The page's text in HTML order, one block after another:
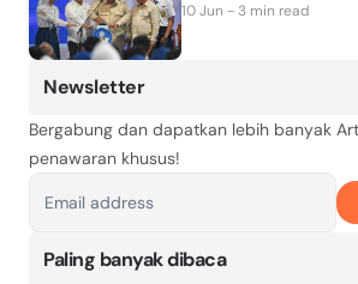
10 Jun - 3 min read
Newsletter
Bergabung dan dapatkan lebih banyak
penawaran khusus!
Paling banyak dibaca